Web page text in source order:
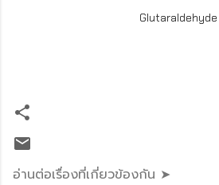
Glutaraldehyde
อ่านต่อเรื่องที่เกี่ยวข้องกัน ➤